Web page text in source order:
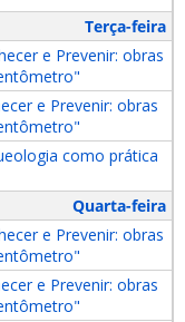
Terça-feira
e Prevenir: obras
e Prevenir: obras
como prática
Quarta-feira
e Prevenir: obras
e Prevenir: obras